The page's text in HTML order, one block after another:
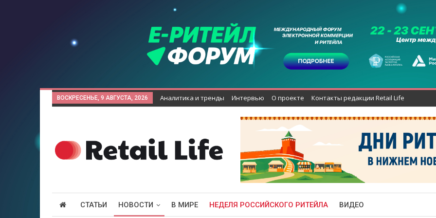
ВОСКРЕСЕНЬЕ, 9 АВГУСТА, 2026 Аналитика и тренды Интервью О проекте Контакты редакции Retail Life
СТАТЬИ НОВОСТИ В МИРЕ НЕДЕЛЯ РОССИЙСКОГО РИТЕЙЛА ВИДЕО